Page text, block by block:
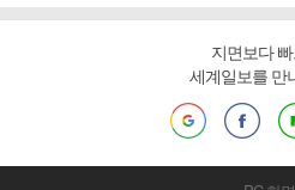
지면보다
세계일보를 만